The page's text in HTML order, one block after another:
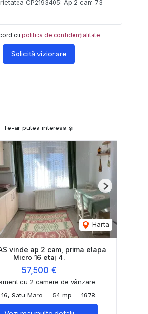
cu politica de confidențialitate
Solicită vizionare
Te-ar putea interesa și:
Harta
Next
vinde ap 2 cam, prima etapa
Micro 16 etaj 4.
57,500 €
cu 2 camere de vânzare
Satu Mare
54 mp 1978